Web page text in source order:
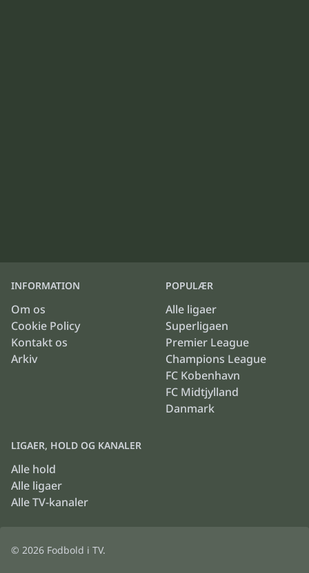
INFORMATION
Om os
Cookie Policy
Kontakt os
Arkiv
POPULÆR
Alle ligaer
Superligaen
Premier League
Champions League
FC Kobenhavn
FC Midtjylland
Danmark
LIGAER, HOLD OG KANALER
Alle hold
Alle ligaer
Alle TV-kanaler
© 2026 Fodbold i TV.